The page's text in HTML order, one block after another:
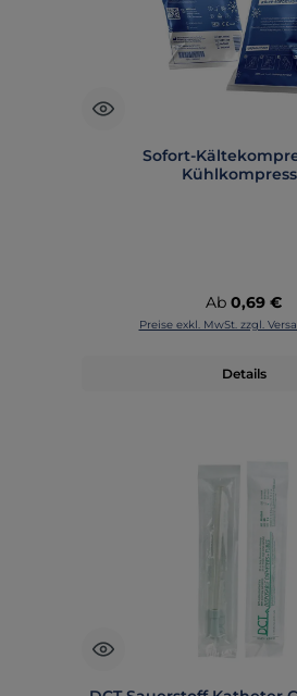
Sofort-
Regulärer
Ab 0,69 €
Preise exkl. MwSt. zzgl.
Details